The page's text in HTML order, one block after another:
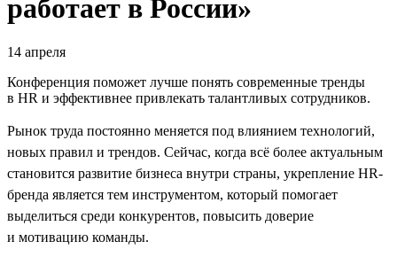
работает в России»
14 апреля
Конференция поможет лучше понять современные тренды
в HR и эффективнее привлекать талантливых сотрудников.
Рынок труда постоянно меняется под влиянием технологий,
новых правил и трендов. Сейчас, когда всё более актуальным
становится развитие бизнеса внутри страны, укрепление HR-
бренда является тем инструментом, который помогает
выделиться среди конкурентов, повысить доверие
и мотивацию команды.